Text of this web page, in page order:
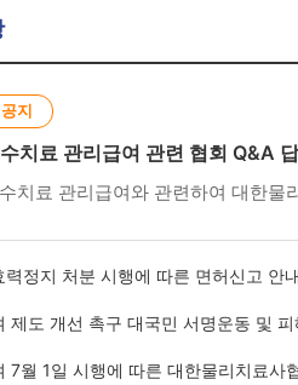
공지
치료 관리급여 관련 협회 Q&A
력정지 처분 시행에 따른 면허신고 안내
도 개선 촉구 대국민 서명운동 및 피해
7월 1일 시행에 따른 대한물리치료사